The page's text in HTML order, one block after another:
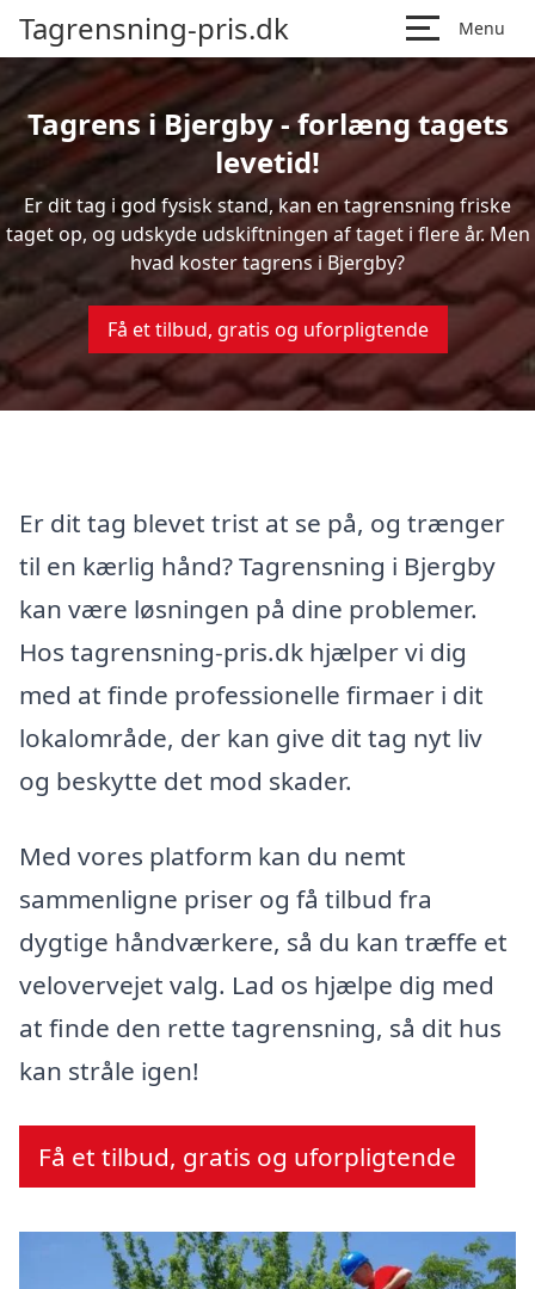
Tagrensning-pris.dk Menu
Tagrens i Bjergby - forlæng tagets
levetid!
Er dit tag i god fysisk stand, kan en tagrensning friske
taget op, og udskyde udskiftningen af taget i flere år. Men
hvad koster tagrens i Bjergby?
Få et tilbud, gratis og uforpligtende
Er dit tag blevet trist at se på, og trænger
til en kærlig hånd? Tagrensning i Bjergby
kan være løsningen på dine problemer.
Hos tagrensning-pris.dk hjælper vi dig
med at finde professionelle firmaer i dit
lokalområde, der kan give dit tag nyt liv
og beskytte det mod skader.
Med vores platform kan du nemt
sammenligne priser og få tilbud fra
dygtige håndværkere, så du kan træffe et
velovervejet valg. Lad os hjælpe dig med
at finde den rette tagrensning, så dit hus
kan stråle igen!
Få et tilbud, gratis og uforpligtende